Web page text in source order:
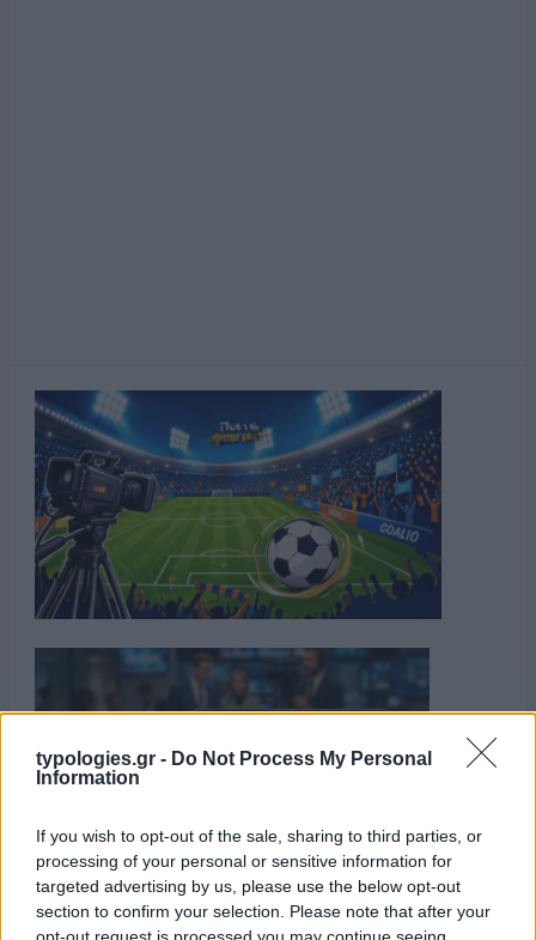
typologies.gr - Do Not Process My Personal
Information
If you wish to opt-out of the sale, sharing to third parties, or
processing of your personal or sensitive information for
targeted advertising by us, please use the below opt-out
section to confirm your selection. Please note that after your